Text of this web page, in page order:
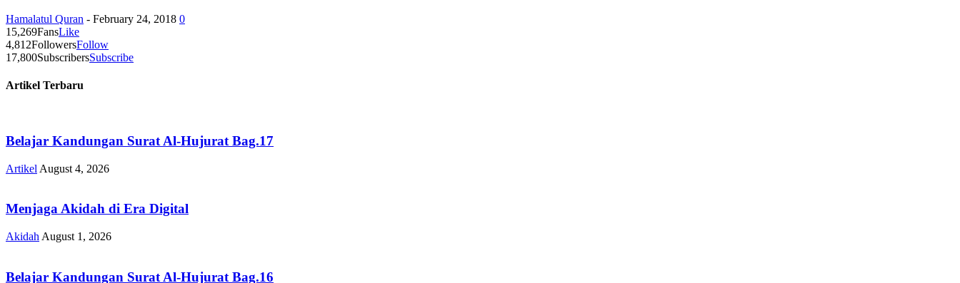
Hamalatul Quran - February 24, 2018 0
15,269FansLike
4,812FollowersFollow
17,800SubscribersSubscribe
Artikel Terbaru
Belajar Kandungan Surat Al-Hujurat Bag.17
Artikel August 4, 2026
Menjaga Akidah di Era Digital
Akidah August 1, 2026
Belajar Kandungan Surat Al-Hujurat Bag.16